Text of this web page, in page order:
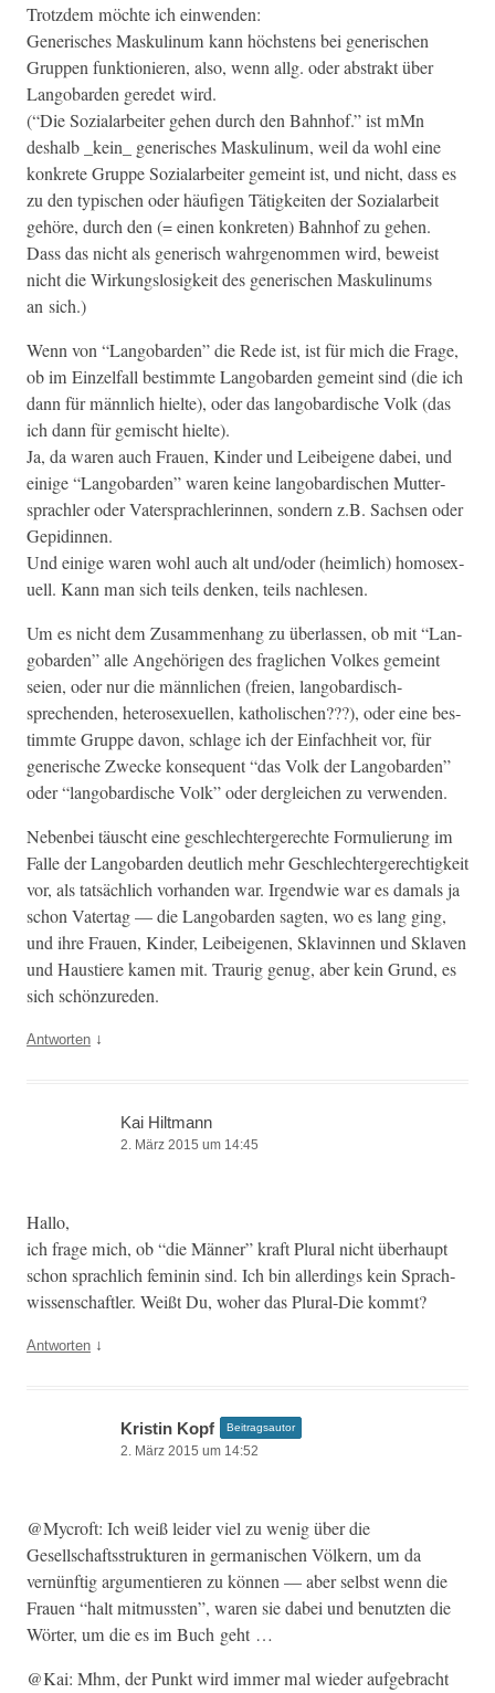
Trotz­dem möchte ich einwenden:
Gener­isches Maskulinum kann höch­stens bei gener­ischen
Grup­pen funk­tion­ieren, also, wenn allg. oder abstrakt über
Lan­go­b­ar­den gere­det wird.
(“Die Sozialar­beit­er gehen durch den Bahn­hof.” ist mMn
deshalb _kein_ gener­isches Maskulinum, weil da wohl eine
konkrete Gruppe Sozialar­beit­er gemeint ist, und nicht, dass es
zu den typ­is­chen oder häu­fi­gen Tätigkeit­en der Sozialar­beit
gehöre, durch den (= einen konkreten) Bahn­hof zu gehen.
Dass das nicht als gener­isch wahrgenom­men wird, beweist
nicht die Wirkungslosigkeit des gener­ischen Maskulinums
an sich.)
Wenn von “Lan­go­b­ar­den” die Rede ist, ist für mich die Frage,
ob im Einzelfall bes­timmte Lan­go­b­ar­den gemeint sind (die ich
dann für männlich hielte), oder das lan­go­b­ardis­che Volk (das
ich dann für gemis­cht hielte).
Ja, da waren auch Frauen, Kinder und Leibeigene dabei, und
einige “Lan­go­b­ar­den” waren keine lan­go­b­ardis­chen Mut­ter­
sprach­ler oder Vater­sprach­lerin­nen, son­dern z.B. Sach­sen oder
Gepidinnen.
Und einige waren wohl auch alt und/oder (heim­lich) homo­sex­
uell. Kann man sich teils denken, teils nachlesen.
Um es nicht dem Zusam­men­hang zu über­lassen, ob mit “Lan­
go­b­ar­den” alle Ange­höri­gen des fraglichen Volkes gemeint
seien, oder nur die männlichen (freien, lan­go­b­ardisch-
sprechen­den, het­ero­sex­uellen, katholis­chen???), oder eine bes­
timmte Gruppe davon, schlage ich der Ein­fach­heit vor, für
gener­ische Zwecke kon­se­quent “das Volk der Lan­go­b­ar­den”
oder “lan­go­b­ardis­che Volk” oder der­gle­ichen zu verwenden.
Neben­bei täuscht eine geschlechterg­erechte For­mulierung im
Falle der Lan­go­b­ar­den deut­lich mehr Geschlechterg­erechtigkeit
vor, als tat­säch­lich vorhan­den war. Irgend­wie war es damals ja
schon Vatertag — die Lan­go­b­ar­den sagten, wo es lang ging,
und ihre Frauen, Kinder, Leibeige­nen, Sklavin­nen und Sklaven
und Haustiere kamen mit. Trau­rig genug, aber kein Grund, es
sich schönzureden.
Antworten ↓
Kai Hiltmann
2. März 2015 um 14:45
Hal­lo,
ich frage mich, ob “die Män­ner” kraft Plur­al nicht über­haupt
schon sprach­lich fem­i­nin sind. Ich bin allerd­ings kein Sprach­
wis­senschaftler. Weißt Du, woher das Plur­al-Die kommt?
Antworten ↓
Kristin Kopf Beitragsautor
2. März 2015 um 14:52
@Mycroft: Ich weiß lei­der viel zu wenig über die
Gesellschaftsstruk­turen in ger­man­is­chen Völk­ern, um da
vernün­ftig argu­men­tieren zu kön­nen — aber selb­st wenn die
Frauen “halt mit­mussten”, waren sie dabei und benutzten die
Wörter, um die es im Buch geht …
@Kai: Mhm, der Punkt wird immer mal wieder aufge­bracht